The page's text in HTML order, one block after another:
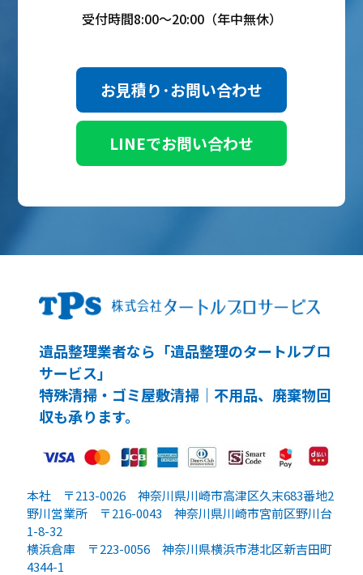
受付時間8:00～20:00（年中無休）
お見積り･お問い合わせ
LINEでお問い合わせ
遺品整理業者なら「遺品整理のタートルプロ
サービス」
特殊清掃・ゴミ屋敷清掃｜不用品、廃棄物回
収も承ります。
本社 〒213-0026 神奈川県川崎市高津区久末683番地2
野川営業所 〒216-0043 神奈川県川崎市宮前区野川台
1-8-32
横浜倉庫 〒223-0056 神奈川県横浜市港北区新吉田町
4344-1